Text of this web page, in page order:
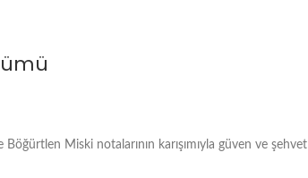
Miski notalarının karışımıyla güven ve şehvet